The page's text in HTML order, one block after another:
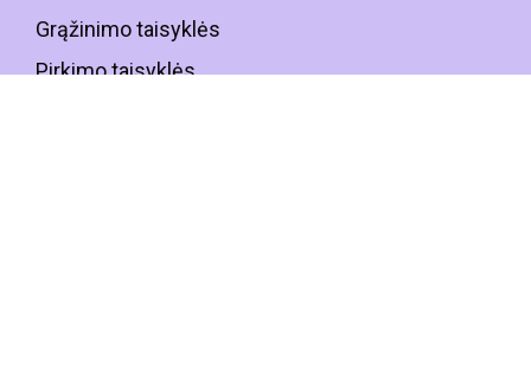
Grąžinimo taisyklės
Pirkimo taisyklės